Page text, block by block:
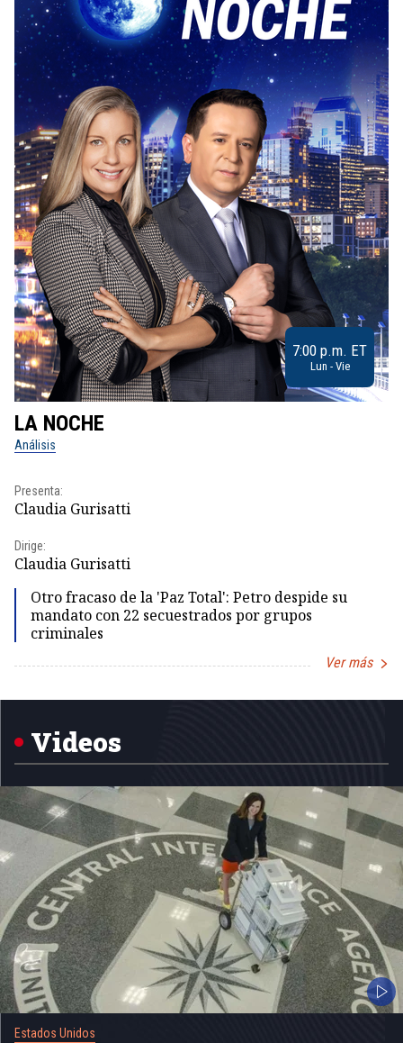
7:00 p.m. ET
Lun - Vie
LA NOCHE
Análisis
Presenta:
Claudia Gurisatti
Dirige:
Claudia Gurisatti
Otro fracaso de la 'Paz Total': Petro despide su
mandato con 22 secuestrados por grupos
criminales
Ver más
1
Videos
Estados Unidos